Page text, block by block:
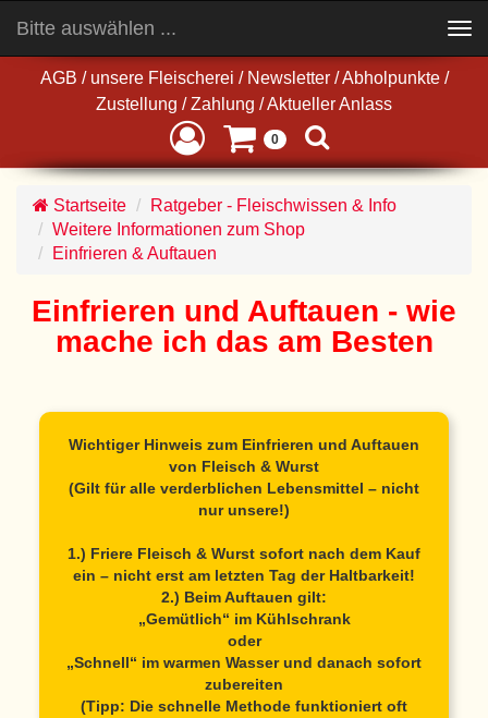
AGB / unsere Fleischerei / Newsletter / Abholpunkte /
Zustellung / Zahlung /Aktueller Anlass
0
Bitte auswählen ...
navigation
Startseite
Ratgeber - Fleischwissen & Info
Weitere Informationen zum Shop
Einfrieren & Auftauen
Einfrieren und Auftauen - wie
mache ich das am Besten
Wichtiger Hinweis zum Einfrieren und Auftauen
von Fleisch & Wurst
(Gilt für alle verderblichen Lebensmittel – nicht
nur unsere!)
1.) Friere Fleisch & Wurst sofort nach dem Kauf
ein – nicht erst am letzten Tag der Haltbarkeit!
2.) Beim Auftauen gilt:
„Gemütlich“ im Kühlschrank
oder
„Schnell“ im warmen Wasser und danach sofort
zubereiten
(Tipp: Die schnelle Methode funktioniert oft